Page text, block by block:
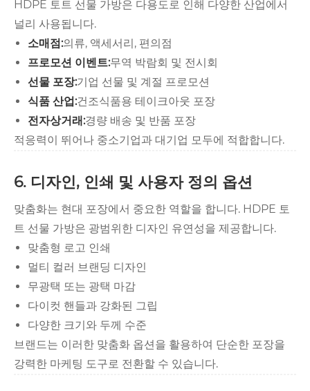
HDPE 토트 선물 가방은 다용도로 인해 다양한 산업에서
널리 사용됩니다.
소매점:의류, 액세서리, 편의점
프로모션 이벤트:무역 박람회 및 전시회
선물 포장:기업 선물 및 계절 프로모션
식품 산업:건조식품용 테이크아웃 포장
전자상거래:경량 배송 및 반품 포장
적응력이 뛰어나 중소기업과 대기업 모두에 적합합니다.
6. 디자인, 인쇄 및 사용자 정의 옵션
맞춤화는 현대 포장에서 중요한 역할을 합니다. HDPE 토
트 선물 가방은 광범위한 디자인 유연성을 제공합니다.
맞춤형 로고 인쇄
멀티 컬러 브랜딩 디자인
무광택 또는 광택 마감
다이컷 핸들과 강화된 그립
다양한 크기와 두께 수준
브랜드는 이러한 맞춤화 옵션을 활용하여 단순한 포장을
강력한 마케팅 도구로 전환할 수 있습니다.